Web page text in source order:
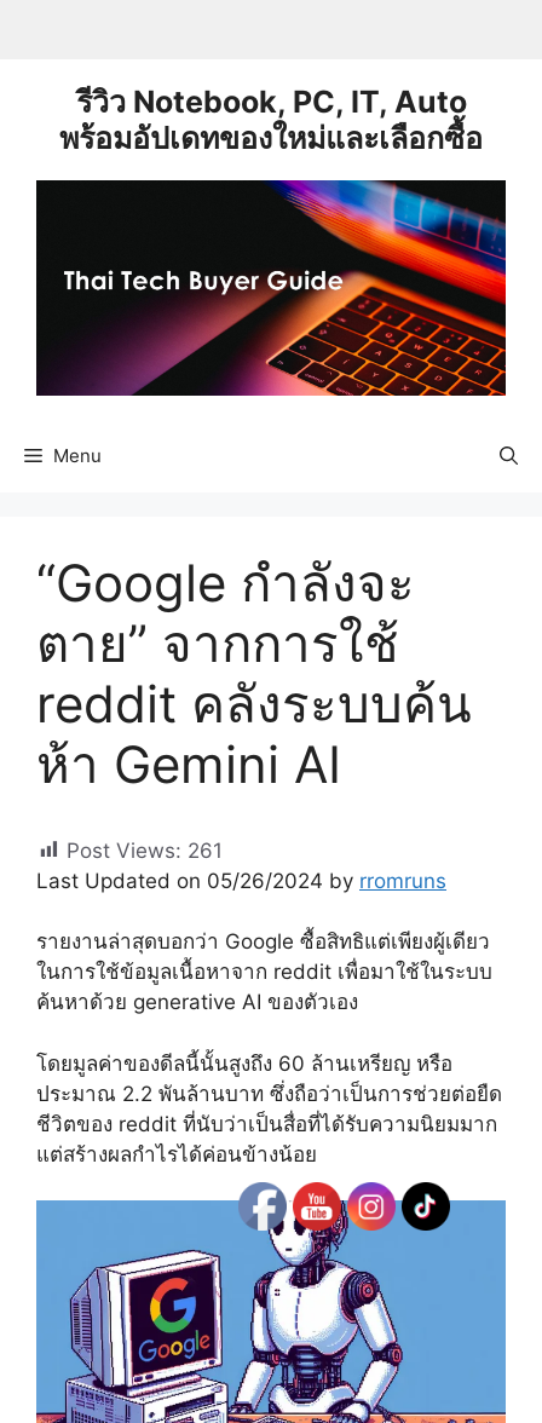
รีวิว Notebook, PC, IT, Auto
พร้อมอัปเดทของใหม่และเลือกซื้อ
Menu
“Google กำลังจะ
ตาย” จากการใช้
reddit คลังระบบค้น
ห้า Gemini AI
Post Views: 261
Last Updated on 05/26/2024 by rromruns
รายงานล่าสุดบอกว่า Google ซื้อสิทธิแต่เพียงผู้เดียว
ในการใช้ข้อมูลเนื้อหาจาก reddit เพื่อมาใช้ในระบบ
ค้นหาด้วย generative AI ของตัวเอง
โดยมูลค่าของดีลนี้นั้นสูงถึง 60 ล้านเหรียญ หรือ
ประมาณ 2.2 พันล้านบาท ซึ่งถือว่าเป็นการช่วยต่อยืด
ชีวิตของ reddit ที่นับว่าเป็นสื่อที่ได้รับความนิยมมาก
แต่สร้างผลกำไรได้ค่อนข้างน้อย